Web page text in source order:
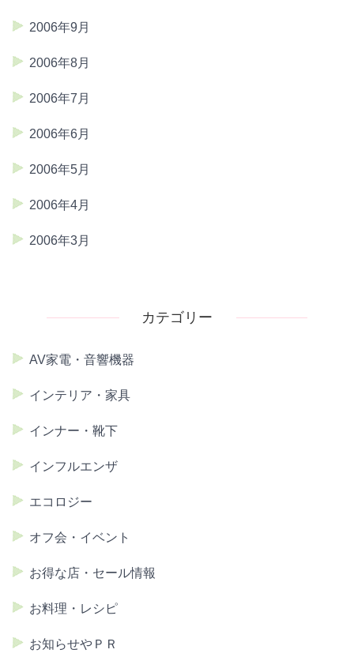
2006年9月
2006年8月
2006年7月
2006年6月
2006年5月
2006年4月
2006年3月
カテゴリー
AV家電・音響機器
インテリア・家具
インナー・靴下
インフルエンザ
エコロジー
オフ会・イベント
お得な店・セール情報
お料理・レシピ
お知らせやＰＲ